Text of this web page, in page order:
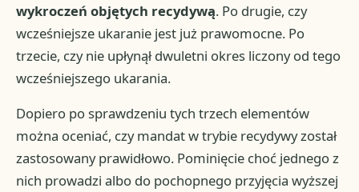
wykroczeń objętych recydywą. Po drugie, czy
wcześniejsze ukaranie jest już prawomocne. Po
trzecie, czy nie upłynął dwuletni okres liczony od tego
wcześniejszego ukarania.
Dopiero po sprawdzeniu tych trzech elementów
można oceniać, czy mandat w trybie recydywy został
zastosowany prawidłowo. Pominięcie choć jednego z
nich prowadzi albo do pochopnego przyjęcia wyższej